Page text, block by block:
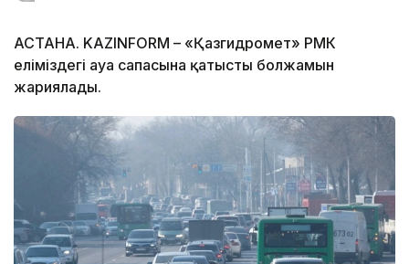
АСТАНА. KAZINFORM – «Қазгидромет» РМК
еліміздегі ауа сапасына қатысты болжамын
жариялады.